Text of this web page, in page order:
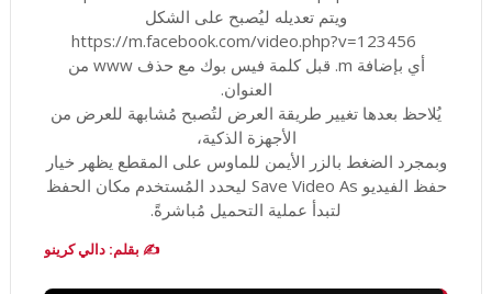
ويتم تعديله ليُصبح على الشكل
أي بإضافة m. قبل كلمة فيس بوك مع حذف www من
العنوان.
يُلاحظ بعدها تغيير طريقة العرض لتُصبح مُشابهة للعرض من
الأجهزة الذكية،
وبمجرد الضغط بالزر الأيمن للماوس على المقطع يظهر خيار
حفظ الفيديو Save Video As ليحدد المُستخدم مكان الحفظ
لتبدأ عملية التحميل مُباشرةً.
✍️ بقلم: دالي كرينو